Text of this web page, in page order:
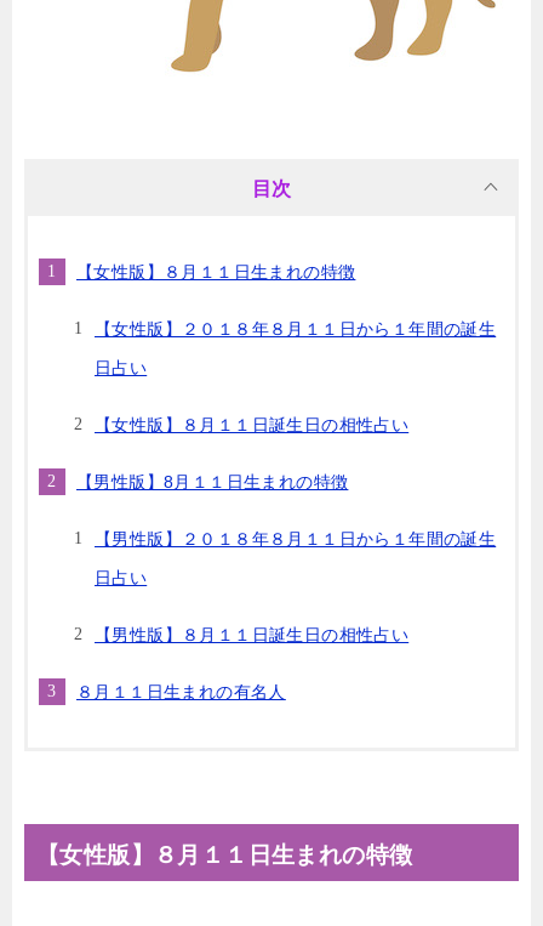
目次
【女性版】８月１１日生まれの特徴
【女性版】２０１８年８月１１日から１年間の誕生
日占い
【女性版】８月１１日誕生日の相性占い
【男性版】8月１１日生まれの特徴
【男性版】２０１８年８月１１日から１年間の誕生
日占い
【男性版】８月１１日誕生日の相性占い
８月１１日生まれの有名人
【女性版】８月１１日生まれの特徴